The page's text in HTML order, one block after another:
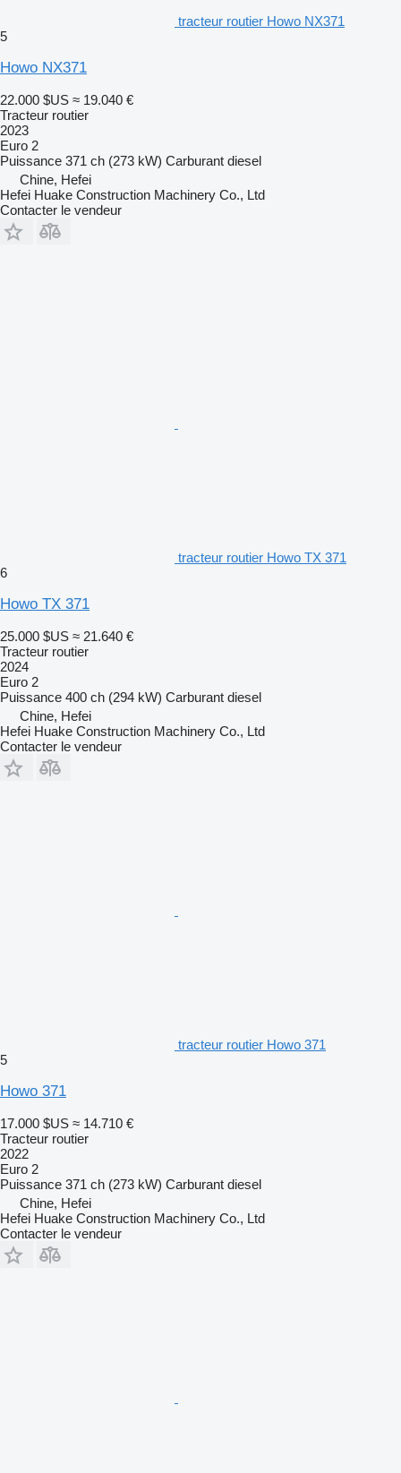
tracteur routier Howo NX371
5
Howo NX371
22.000 $US ≈ 19.040 €
Tracteur routier
2023
Euro 2
Puissance 371 ch (273 kW) Carburant diesel
Chine, Hefei
Hefei Huake Construction Machinery Co., Ltd
Contacter le vendeur
tracteur routier Howo TX 371
6
Howo TX 371
25.000 $US ≈ 21.640 €
Tracteur routier
2024
Euro 2
Puissance 400 ch (294 kW) Carburant diesel
Chine, Hefei
Hefei Huake Construction Machinery Co., Ltd
Contacter le vendeur
tracteur routier Howo 371
5
Howo 371
17.000 $US ≈ 14.710 €
Tracteur routier
2022
Euro 2
Puissance 371 ch (273 kW) Carburant diesel
Chine, Hefei
Hefei Huake Construction Machinery Co., Ltd
Contacter le vendeur